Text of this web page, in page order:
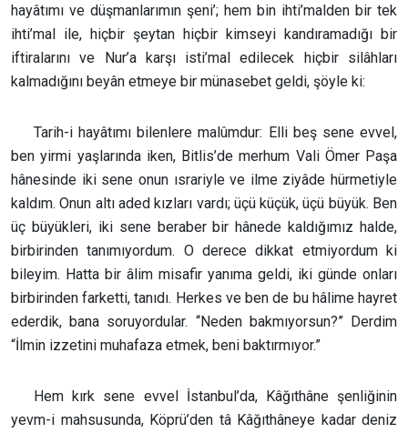
hayâtımı ve düşmanlarımın şeni’; hem bin ihti’malden bir tek
ihti’mal ile, hiçbir şeytan hiçbir kimseyi kandıramadığı bir
iftiralarını ve Nur’a karşı isti’mal edilecek hiçbir silâhları
kalmadığını beyân etmeye bir münasebet geldi, şöyle ki:
Tarih-i hayâtımı bilenlere malûmdur: Elli beş sene evvel,
ben yirmi yaşlarında iken, Bitlis’de merhum Vali Ömer Paşa
hânesinde iki sene onun ısrariyle ve ilme ziyâde hürmetiyle
kaldım. Onun altı aded kızları vardı; üçü küçük, üçü büyük. Ben
üç büyükleri, iki sene beraber bir hânede kaldığımız halde,
birbirinden tanımıyordum. O derece dikkat etmiyordum ki
bileyim. Hatta bir âlim misafir yanıma geldi, iki günde onları
birbirinden farketti, tanıdı. Herkes ve ben de bu hâlime hayret
ederdik, bana soruyordular. “Neden bakmıyorsun?” Derdim
“İlmin izzetini muhafaza etmek, beni baktırmıyor.”
Hem kırk sene evvel İstanbul’da, Kâğıthâne şenliğinin
yevm-i mahsusunda, Köprü’den tâ Kâğıthâneye kadar deniz